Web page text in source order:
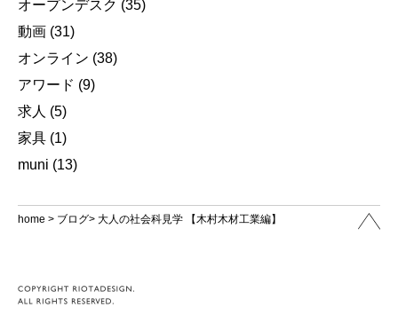
オープンデスク (35)
動画 (31)
オンライン (38)
アワード (9)
求人 (5)
家具 (1)
muni (13)
home > ブログ> 大人の社会科見学 【木村木材工業編】